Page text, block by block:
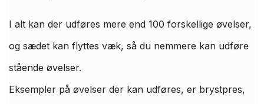
I alt kan der udføres mere end 100 forskellige øvelser,
og sædet kan flyttes væk, så du nemmere kan udføre
stående øvelser.
Eksempler på øvelser der kan udføres, er brystpres,